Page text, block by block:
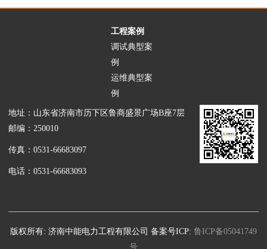
工程案例
调试典型案
例
运维典型案
例
地址：山东省济南市历下区鲁商盛景广场B座7层
邮编：250010
传真：0531-66683097
电话：0531-66683093
版权所有: 济南中能电力工程有限公司 备案号ICP: 鲁ICP备05041749
号